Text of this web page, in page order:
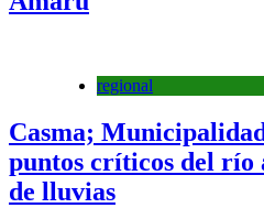
regional
Casma;
puntos críticos del río
de lluvias